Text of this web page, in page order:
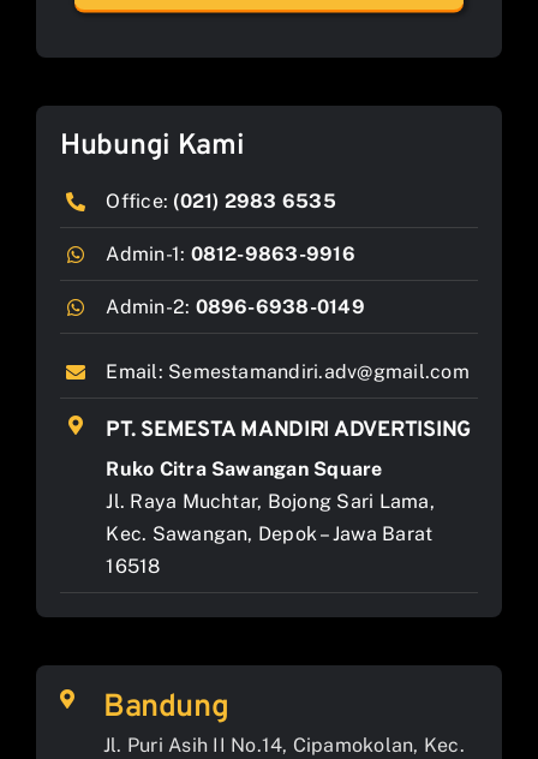
Hubungi Kami
Office: (021) 2983 6535
Admin-1: 0812-9863-9916
Admin-2: 0896-6938-0149
Email: Semestamandiri.adv@gmail.com
PT. SEMESTA MANDIRI ADVERTISING
Ruko Citra Sawangan Square
Jl. Raya Muchtar, Bojong Sari Lama,
Kec. Sawangan, Depok – Jawa Barat
16518
Bandung
Jl. Puri Asih II No.14, Cipamokolan, Kec.